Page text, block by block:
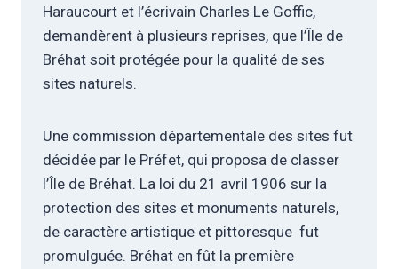
Haraucourt et l’écrivain Charles Le Goffic,
demandèrent à plusieurs reprises, que l’Île de
Bréhat soit protégée pour la qualité de ses
sites naturels.
Une commission départementale des sites fut
décidée par le Préfet, qui proposa de classer
l’Île de Bréhat. La loi du 21 avril 1906 sur la
protection des sites et monuments naturels,
de caractère artistique et pittoresque fut
promulguée. Bréhat en fût la première